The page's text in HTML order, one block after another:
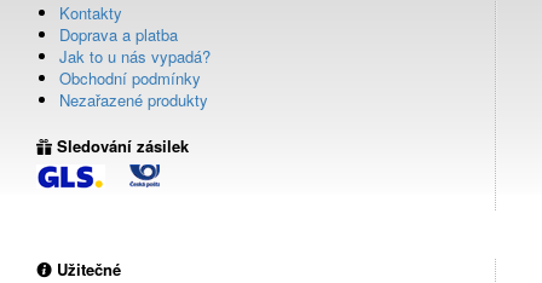
Kontakty
Doprava a platba
Jak to u nás vypadá?
Obchodní podmínky
Nezařazené produkty
Sledování zásilek
Užitečné